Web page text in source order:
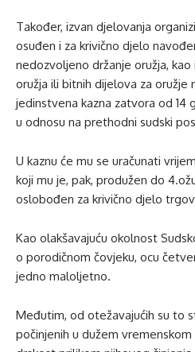
Također, izvan djelovanja
osuđen i za krivično djelo
nedozvoljeno držanje oružja,
oružja ili bitnih dijelova za oružje
jedinstvena kazna zatvora od 14
u odnosu na prethodni sudski
U kaznu će mu se uračunati
koji mu je, pak, produžen do
oslobođen za krivično djelo
Kao olakšavajuću okolnost
o porodičnom čovjeku, ocu
jedno maloljetno.
Međutim, od otežavajućih su to
počinjenih u dužem